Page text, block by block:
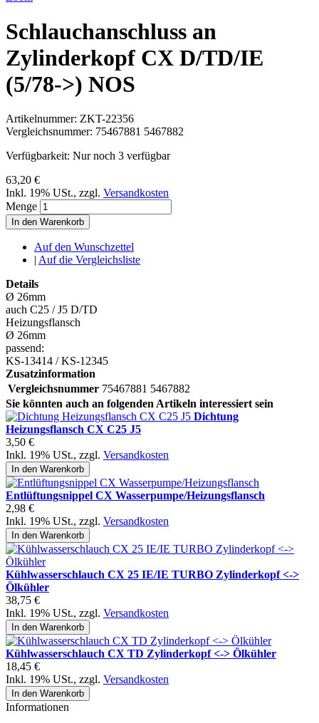
Schlauchanschluss an
Zylinderkopf CX D/TD/IE
(5/78->) NOS
Artikelnummer: ZKT-22356
Vergleichsnummer: 75467881 5467882
Verfügbarkeit: Nur noch 3 verfügbar
63,20 €
Inkl. 19% USt., zzgl. Versandkosten
Menge
In den Warenkorb
Auf den Wunschzettel
| Auf die Vergleichsliste
Details
Ø 26mm
auch C25 / J5 D/TD
Heizungsflansch
Ø 26mm
passend:
KS-13414 / KS-12345
Zusatzinformation
Vergleichsnummer 75467881 5467882
Sie könnten auch an folgenden Artikeln interessiert sein
Dichtung
Heizungsflansch CX C25 J5
3,50 €
Inkl. 19% USt., zzgl. Versandkosten
In den Warenkorb
Entlüftungsnippel CX Wasserpumpe/Heizungsflansch
2,98 €
Inkl. 19% USt., zzgl. Versandkosten
In den Warenkorb
Kühlwasserschlauch CX 25 IE/IE TURBO Zylinderkopf <->
Ölkühler
38,75 €
Inkl. 19% USt., zzgl. Versandkosten
In den Warenkorb
Kühlwasserschlauch CX TD Zylinderkopf <-> Ölkühler
18,45 €
Inkl. 19% USt., zzgl. Versandkosten
In den Warenkorb
Informationen